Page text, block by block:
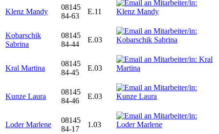
Klenz Mandy
08145
84-63
E.11
Kobarschik
Sabrina
08145
84-44
E.03
Kral Martina
08145
84-45
E.03
Kunze Laura
08145
84-46
E.03
Loder Marlene
08145
84-17
1.03